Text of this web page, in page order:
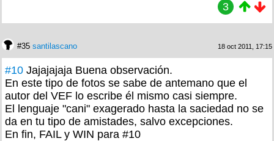
3
#35 santilascano 18 oct 2011, 17:15
#10 Jajajajaja Buena observación.
En este tipo de fotos se sabe de antemano que el
autor del VEF lo escribe él mismo casi siempre.
El lenguaje "cani" exagerado hasta la saciedad no se
da en tu tipo de amistades, salvo excepciones.
En fin, FAIL y WIN para #10